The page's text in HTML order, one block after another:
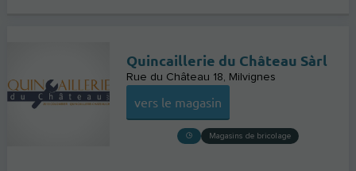
Quincaillerie du Château Sàrl
Rue du Château 18 Milvignes
vers le magasin
Magasins de bricolage